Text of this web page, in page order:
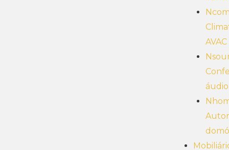
AVAC
áudio